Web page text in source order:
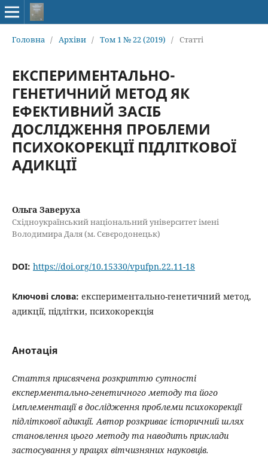
Головна / Архіви / Том 1 № 22 (2019) / Статті
ЕКСПЕРИМЕНТАЛЬНО-
ГЕНЕТИЧНИЙ МЕТОД ЯК
ЕФЕКТИВНИЙ ЗАСІБ
ДОСЛІДЖЕННЯ ПРОБЛЕМИ
ПСИХОКОРЕКЦІЇ ПІДЛІТКОВОЇ
АДИКЦІЇ
Ольга Заверуха
Східноукраїнський національний університет імені
Володимира Даля (м. Сєвєродонецьк)
DOI: https://doi.org/10.15330/vpufpn.22.11-18
Ключові слова: експериментально-генетичний метод,
адикції, підлітки, психокорекція
Анотація
Стаття присвячена розкриттю сутності
експерментально-генетичного методу та його
імплементації в дослідження проблеми психокорекції
підліткової адикції. Автор розкриває історичний шлях
становлення цього методу та наводить приклади
застосування у працях вітчизняних науковців.